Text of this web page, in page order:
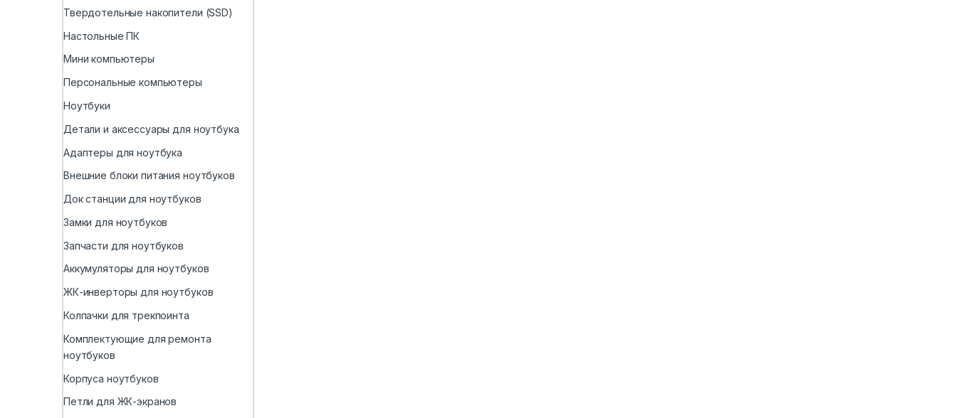
Твердотельные накопители (SSD)
Настольные ПК
Мини компьютеры
Персональные компьютеры
Ноутбуки
Детали и аксессуары для ноутбука
Адаптеры для ноутбука
Внешние блоки питания ноутбуков
Док станции для ноутбуков
Замки для ноутбуков
Запчасти для ноутбуков
Аккумуляторы для ноутбуков
ЖК-инверторы для ноутбуков
Колпачки для трекпоинта
Комплектующие для ремонта
ноутбуков
Корпуса ноутбуков
Петли для ЖК-экранов